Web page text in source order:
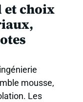
et choix
mousse,
Les